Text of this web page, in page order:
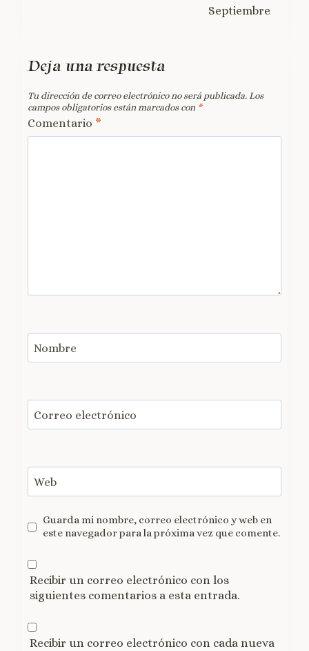
Septiembre
Deja una respuesta
Tu dirección de correo electrónico no será publicada. Los
campos obligatorios están marcados con *
Comentario *
Nombre
Correo electrónico
Web
Guarda mi nombre, correo electrónico y web en
este navegador para la próxima vez que comente.
Recibir un correo electrónico con los
siguientes comentarios a esta entrada.
Recibir un correo electrónico con cada nueva